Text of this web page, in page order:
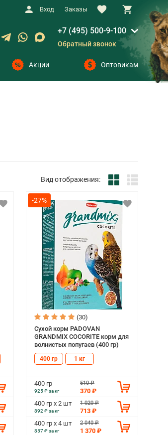
Вход Заказы
+7 (495) 500-9-100
Обратный звонок
Акции Оптовикам
Вид отображения:
-27%
(30)
Сухой корм PADOVAN
GRANDMIX COCORITE корм для
волнистых попугаев (400 гр)
400 гр 1 кг
400 гр
925 ₽ за кг
510 ₽
370 ₽
400 гр х 2 шт
892 ₽ за кг
1 020 ₽
713 ₽
400 гр х 4 шт
857 ₽ за кг
2 040 ₽
1 370 ₽